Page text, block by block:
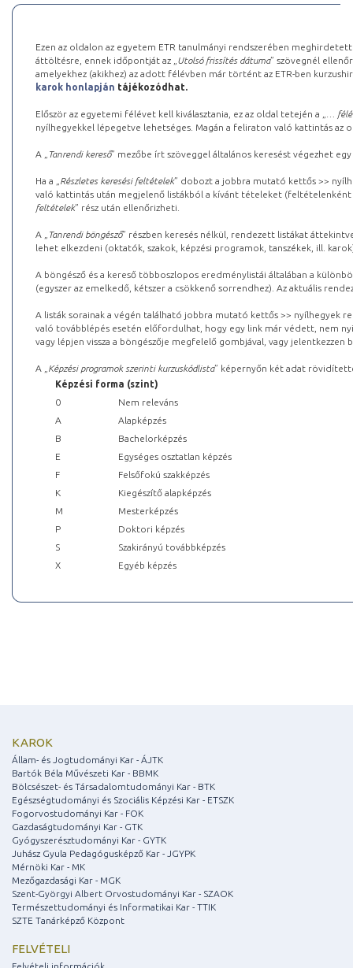
Ezen az oldalon az egyetem ETR tanulmányi rendszerében
áttöltésre, ennek időpontját az „ Utolsó frissítés dátuma” szövegnél
amelyekhez (akikhez) az adott félévben már történt az ETR-ben
karok honlapján tájékozódhat.
Először az egyetemi félévet kell kiválasztania, ez az oldal tetején a „
…
nyílhegyekkel lépegetve lehetséges. Magán a feliraton való kattintás az
A „ Tanrendi kereső” mezőbe írt szöveggel általános keresést végezhet
Ha a „ Részletes keresési feltételek” dobozt a jobbra mutató kettős >>
való kattintás után megjelenő listákból a kívánt tételeket (feltételenként
feltételek” rész után ellenőrizheti.
A „ Tanrendi böngésző” részben keresés nélkül, rendezett listákat
lehet elkezdeni (oktatók, szakok, képzési programok, tanszékek, ill.
A böngésző és a kereső többoszlopos eredménylistái általában a
(egyszer az emelkedő, kétszer a csökkenő sorrendhez). Az aktuális
A listák sorainak a végén található jobbra mutató kettős >> nyílhegyek
való továbblépés esetén előfordulhat, hogy egy link már védett, nem
vagy lépjen vissza a böngészője megfelelő gombjával, vagy
A „ Képzési programok szerinti kurzuskódlista” képernyőn két adat
Képzési forma (szint)
0
Nem releváns
A
Alapképzés
B
Bachelorképzés
E
Egységes osztatlan képzés
F
Felsőfokú szakképzés
K
Kiegészítő alapképzés
M
Mesterképzés
P
Doktori képzés
S
Szakirányú továbbképzés
X
Egyéb képzés
KAROK
Állam- és Jogtudományi Kar - ÁJTK
Bartók Béla Művészeti Kar - BBMK
Bölcsészet- és Társadalomtudományi Kar - BTK
Egészségtudományi és Szociális Képzési Kar - ETSZK
Fogorvostudományi Kar - FOK
Gazdaságtudományi Kar - GTK
Gyógyszerésztudományi Kar - GYTK
Juhász Gyula Pedagógusképző Kar - JGYPK
Mérnöki Kar - MK
Mezőgazdasági Kar - MGK
Szent-Györgyi Albert Orvostudományi Kar - SZAOK
Természettudományi és Informatikai Kar - TTIK
SZTE Tanárképző Központ
FELVÉTELI